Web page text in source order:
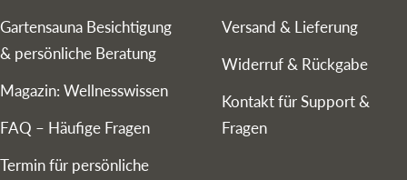
Gartensauna Besichtigung
& persönliche Beratung
Magazin: Wellnesswissen
FAQ – Häufige Fragen
Termin für persönliche
Versand & Lieferung
Widerruf & Rückgabe
Kontakt für Support &
Fragen